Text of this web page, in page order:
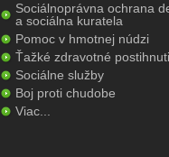
Sociálnoprávna ochrana
a sociálna kuratela
Pomoc v hmotnej núdzi
Ťažké zdravotné
Sociálne služby
Boj proti chudobe
Viac...